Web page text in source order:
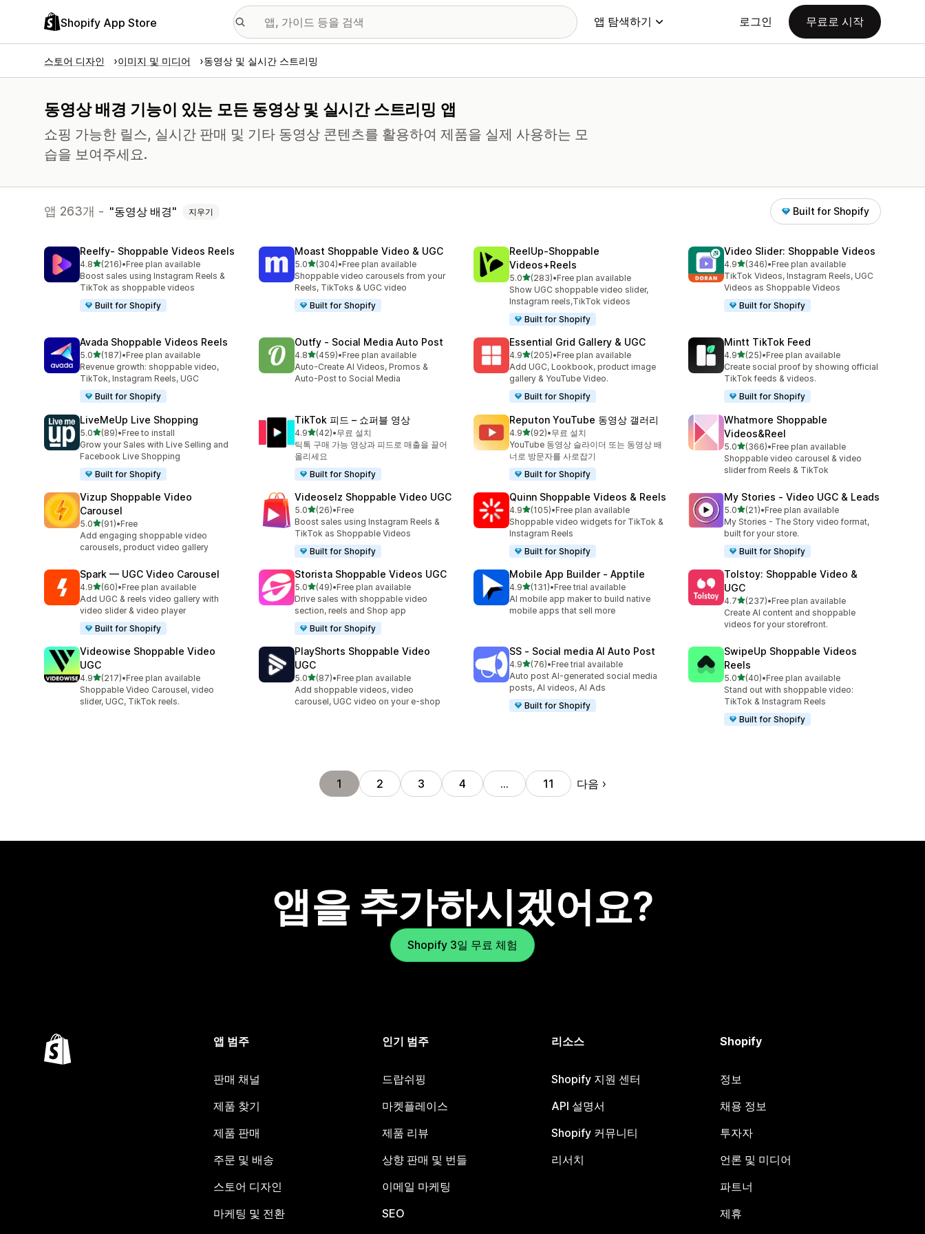
Shopify App Store 앱 탐색하기 로그인 무료로 시작
스토어 디자인 이미지 및 미디어 동영상 및 실시간 스트리밍
동영상 배경 기능이 있는 모든 동영상 및 실시간 스트리밍 앱
쇼핑 가능한 릴스, 실시간 판매 및 기타 동영상 콘텐츠를 활용하여 제품을 실제 사용하는 모
습을 보여주세요.
앱 263개 - 동영상 배경 지우기 Built for Shopify
Reelfy‑ Shoppable Videos Reels
4.8별 5개 중
(216)
총 리뷰 216개
•Free plan available
Boost sales using Instagram Reels &
TikTok as shoppable videos
Built for Shopify
Moast Shoppable Video & UGC
5.0별 5개 중
(304)
총 리뷰 304개
•Free plan available
Shoppable video carousels from your
Reels, TikToks & UGC video
Built for Shopify
ReelUp‑Shoppable
Videos+Reels
5.0별 5개 중
(283)
총 리뷰 283개
•Free plan available
Show UGC shoppable video slider,
Instagram reels,TikTok videos
Built for Shopify
Video Slider: Shoppable Videos
4.9별 5개 중
(346)
총 리뷰 346개
•Free plan available
TikTok Videos, Instagram Reels, UGC
Videos as Shoppable Videos
Built for Shopify
Avada Shoppable Videos Reels
5.0별 5개 중
(187)
총 리뷰 187개
•Free plan available
Revenue growth: shoppable video,
TikTok, Instagram Reels, UGC
Built for Shopify
Outfy ‑ Social Media Auto Post
4.8별 5개 중
(459)
총 리뷰 459개
•Free plan available
Auto-Create AI Videos, Promos &
Auto-Post to Social Media
Essential Grid Gallery & UGC
4.9별 5개 중
(205)
총 리뷰 205개
•Free plan available
Add UGC, Lookbook, product image
gallery & YouTube Video.
Built for Shopify
Mintt TikTok Feed
4.9별 5개 중
(25)
총 리뷰 25개
•Free plan available
Create social proof by showing official
TikTok feeds & videos.
Built for Shopify
LiveMeUp Live Shopping
5.0별 5개 중
(89)
총 리뷰 89개
•Free to install
Grow your Sales with Live Selling and
Facebook Live Shopping
Built for Shopify
TikTok 피드 – 쇼퍼블 영상
4.9별 5개 중
(42)
총 리뷰 42개
•무료 설치
틱톡 구매 가능 영상과 피드로 매출을 끌어
올리세요
Built for Shopify
Reputon YouTube 동영상 갤러리
4.9별 5개 중
(92)
총 리뷰 92개
•무료 설치
YouTube 동영상 슬라이더 또는 동영상 배
너로 방문자를 사로잡기
Built for Shopify
Whatmore Shoppable
Videos&Reel
5.0별 5개 중
(366)
총 리뷰 366개
•Free plan available
Shoppable video carousel & video
slider from Reels & TikTok
Vizup Shoppable Video
Carousel
5.0별 5개 중
(91)
총 리뷰 91개
•Free
Add engaging shoppable video
carousels, product video gallery
Videoselz Shoppable Video UGC
5.0별 5개 중
(26)
총 리뷰 26개
•Free
Boost sales using Instagram Reels &
TikTok as Shoppable Videos
Built for Shopify
Quinn Shoppable Videos & Reels
4.9별 5개 중
(105)
총 리뷰 105개
•Free plan available
Shoppable video widgets for TikTok &
Instagram Reels
Built for Shopify
My Stories ‑ Video UGC & Leads
5.0별 5개 중
(21)
총 리뷰 21개
•Free plan available
My Stories - The Story video format,
built for your store.
Built for Shopify
Spark — UGC Video Carousel
4.9별 5개 중
(60)
총 리뷰 60개
•Free plan available
Add UGC & reels video gallery with
video slider & video player
Built for Shopify
Storista Shoppable Videos UGC
5.0별 5개 중
(49)
총 리뷰 49개
•Free plan available
Drive sales with shoppable video
section, reels and Shop app
Built for Shopify
Mobile App Builder ‑ Apptile
4.9별 5개 중
(131)
총 리뷰 131개
•Free trial available
AI mobile app maker to build native
mobile apps that sell more
Tolstoy: Shoppable Video &
UGC
4.7별 5개 중
(237)
총 리뷰 237개
•Free plan available
Create AI content and shoppable
videos for your storefront.
Videowise Shoppable Video
UGC
4.9별 5개 중
(217)
총 리뷰 217개
•Free plan available
Shoppable Video Carousel, video
slider, UGC, TikTok reels.
PlayShorts Shoppable Video
UGC
5.0별 5개 중
(87)
총 리뷰 87개
•Free plan available
Add shoppable videos, video
carousel, UGC video on your e-shop
SS ‑ Social media AI Auto Post
4.9별 5개 중
(76)
총 리뷰 76개
•Free trial available
Auto post AI-generated social media
posts, AI videos, AI Ads
Built for Shopify
SwipeUp Shoppable Videos
Reels
5.0별 5개 중
(40)
총 리뷰 40개
•Free plan available
Stand out with shoppable video:
TikTok & Instagram Reels
Built for Shopify
1 2 3 4 … 11 다음
앱을 추가하시겠어요?
Shopify 3일 무료 체험
앱 범주
판매 채널
제품 찾기
제품 판매
주문 및 배송
스토어 디자인
마케팅 및 전환
인기 범주
드랍쉬핑
마켓플레이스
제품 리뷰
상향 판매 및 번들
이메일 마케팅
SEO
리소스
Shopify 지원 센터
API 설명서
Shopify 커뮤니티
리서치
Shopify
정보
채용 정보
투자자
언론 및 미디어
파트너
제휴